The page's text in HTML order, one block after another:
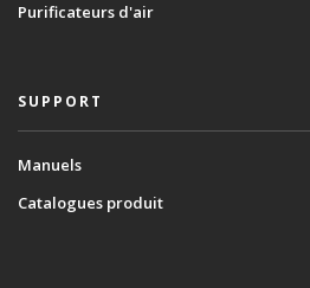
Purificateurs d'air
SUPPORT
Manuels
Catalogues produit